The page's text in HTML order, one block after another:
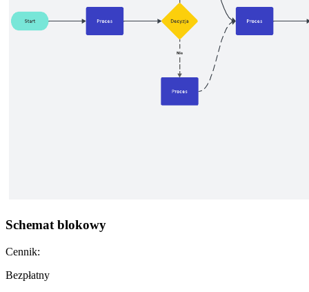
Schemat blokowy
Cennik:
Bezpłatny